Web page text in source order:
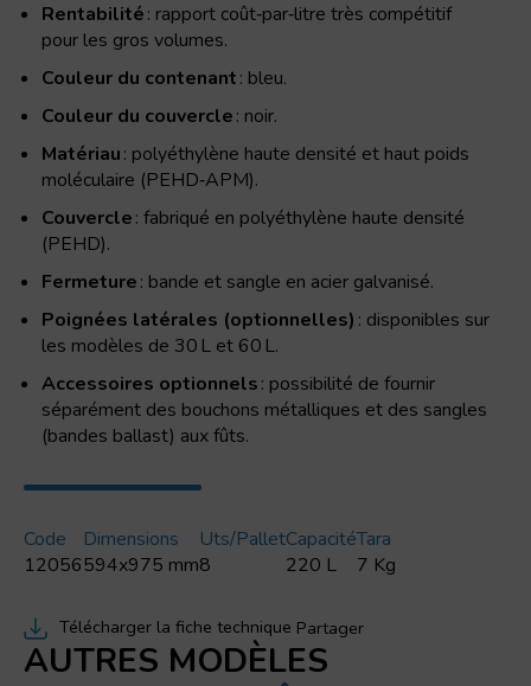
Rentabilité: rapport coût‑par‑litre très compétitif
pour les gros volumes.
Couleur du contenant: bleu.
Couleur du couvercle: noir.
Matériau: polyéthylène haute densité et haut poids
moléculaire (PEHD‑APM).
Couvercle: fabriqué en polyéthylène haute densité
(PEHD).
Fermeture: bande et sangle en acier galvanisé.
Poignées latérales (optionnelles) : disponibles sur
les modèles de 30 L et 60 L.
Accessoires optionnels: possibilité de fournir
séparément des bouchons métalliques et des sangles
(bandes ballast) aux fûts.
Code
12056
Dimensions
594x975 mm
Uts/pallet
8
Capacité
220 L
Tara
7 Kg
Télécharger la fiche technique Partager
AUTRES MODÈLES